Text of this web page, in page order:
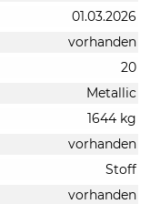
01.03.2026
vorhanden
20
Metallic
1644 kg
vorhanden
Stoff
vorhanden